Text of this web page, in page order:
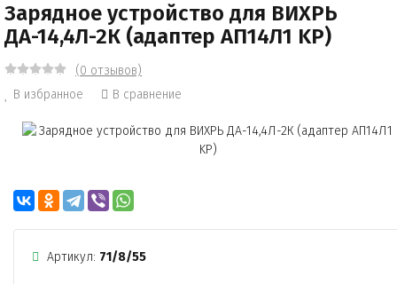
Зарядное устройство для ВИХРЬ
ДА-14,4Л-2К (адаптер АП14Л1 KP)
(0 отзывов)
В избранное
В сравнение
Артикул: 71/8/55